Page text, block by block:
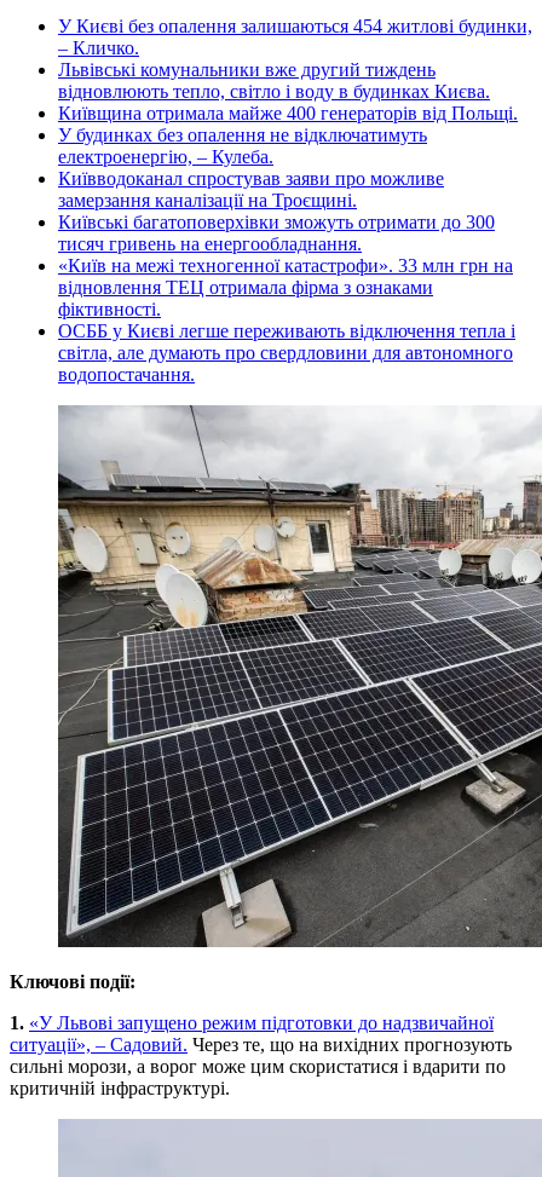
У Києві без опалення залишаються 454 житлові будинки,
– Кличко.
Львівські комунальники вже другий тиждень
відновлюють тепло, світло і воду в будинках Києва.
Київщина отримала майже 400 генераторів від Польщі.
У будинках без опалення не відключатимуть
електроенергію, – Кулеба.
Київводоканал спростував заяви про можливе
замерзання каналізації на Троєщині.
Київські багатоповерхівки зможуть отримати до 300
тисяч гривень на енергообладнання.
«Київ на межі техногенної катастрофи». 33 млн грн на
відновлення ТЕЦ отримала фірма з ознаками
фіктивності.
ОСББ у Києві легше переживають відключення тепла і
світла, але думають про свердловини для автономного
водопостачання.
Ключові події:
1. «У Львові запущено режим підготовки до надзвичайної
ситуації», – Садовий. Через те, що на вихідних прогнозують
сильні морози, а ворог може цим скористатися і вдарити по
критичній інфраструктурі.